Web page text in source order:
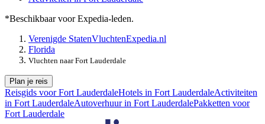
*Beschikbaar voor Expedia-leden.
Verenigde StatenVluchtenExpedia.nl
Florida
Vluchten naar Fort Lauderdale
Plan je reis
Reisgids voor Fort LauderdaleHotels in Fort LauderdaleActiviteiten
in Fort LauderdaleAutoverhuur in Fort LauderdalePakketten voor
Fort Lauderdale